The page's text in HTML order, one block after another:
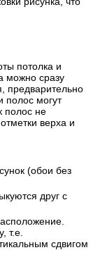
потолка и
можно сразу
предварительно
полос могут
полос не
верха и
(обои без
друг с
т.е.
сдвигом